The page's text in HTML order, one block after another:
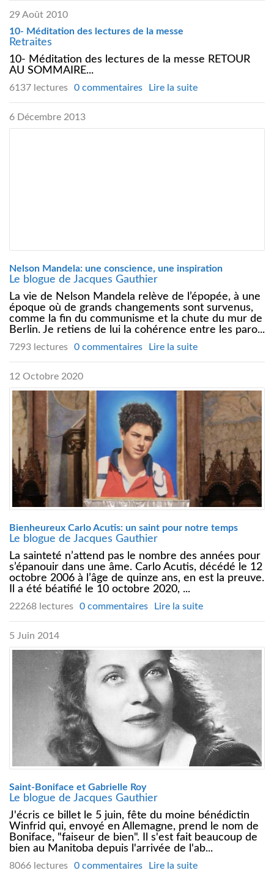
29 Août 2010
10- Méditation des lectures de la messe
Retraites
10- Méditation des lectures de la messe RETOUR
AU SOMMAIRE...
6137 lectures 0 commentaires Lire la suite
6 Décembre 2013
Nelson Mandela: une conscience, une inspiration
Le blogue de Jacques Gauthier
La vie de Nelson Mandela relève de l’épopée, à une
époque où de grands changements sont survenus,
comme la fin du communisme et la chute du mur de
Berlin. Je retiens de lui la cohérence entre les paro...
7293 lectures 0 commentaires Lire la suite
12 Octobre 2020
Bienheureux Carlo Acutis: un saint pour notre temps
Le blogue de Jacques Gauthier
La sainteté n’attend pas le nombre des années pour
s’épanouir dans une âme. Carlo Acutis, décédé le 12
octobre 2006 à l’âge de quinze ans, en est la preuve.
Il a été béatifié le 10 octobre 2020, ...
22268 lectures 0 commentaires Lire la suite
5 Juin 2014
Saint-Boniface et Gabrielle Roy
Le blogue de Jacques Gauthier
J'écris ce billet le 5 juin, fête du moine bénédictin
Winfrid qui, envoyé en Allemagne, prend le nom de
Boniface, "faiseur de bien". Il s'est fait beaucoup de
bien au Manitoba depuis l'arrivée de l'ab...
8066 lectures 0 commentaires Lire la suite